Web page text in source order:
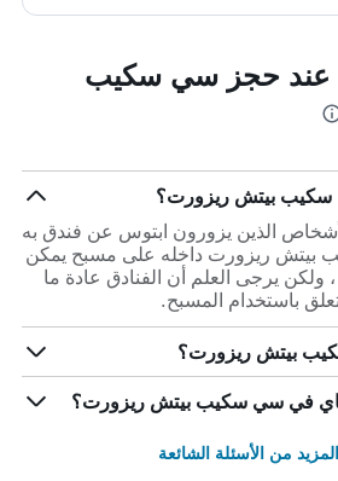
عند حجز سي سكيب
بيتش ريزورت؟
الذين يزورون ابتوس عن فندق به
ريزورت داخله على مسبح يمكن
، ولكن يرجى العلم أن الفنادق عادة ما
باستخدام المسبح.
بيتش ريزورت؟
في سي سكيب بيتش ريزورت؟
من الأسئلة الشائعة